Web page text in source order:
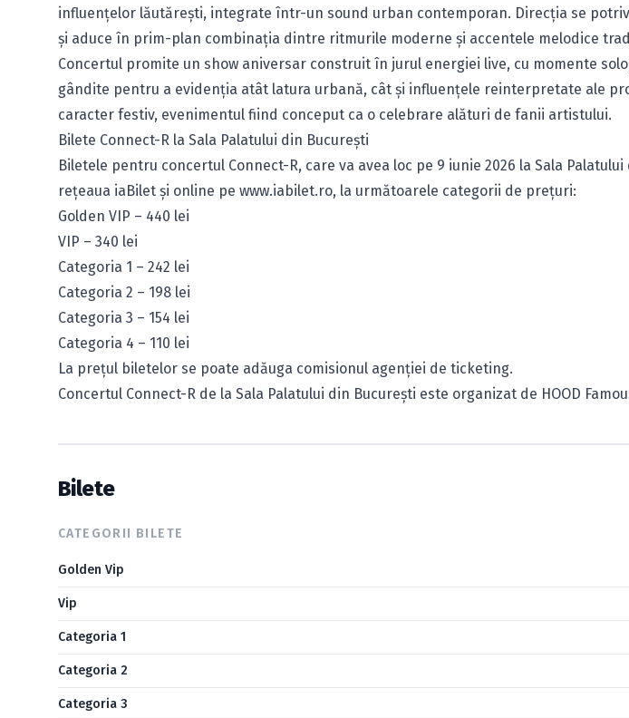
influențelor lăutărești, integrate într-un sound urban contemporan. Direcția se
și aduce în prim-plan combinația dintre ritmurile moderne și accentele melodice
Concertul promite un show aniversar construit în jurul energiei live, cu momente
gândite pentru a evidenția atât latura urbană, cât și influențele reinterpretate ale
caracter festiv, evenimentul fiind conceput ca o celebrare alături de fanii artistului.
Bilete Connect-R la Sala Palatului din București
Biletele pentru concertul Connect-R, care va avea loc pe 9 iunie 2026 la Sala
rețeaua iaBilet și online pe www.iabilet.ro, la următoarele categorii de prețuri:
Golden VIP – 440 lei
VIP – 340 lei
Categoria 1 – 242 lei
Categoria 2 – 198 lei
Categoria 3 – 154 lei
Categoria 4 – 110 lei
La prețul biletelor se poate adăuga comisionul agenției de ticketing.
Concertul Connect-R de la Sala Palatului din București este organizat de HOOD
Bilete
CATEGORII BILETE
Golden Vip
Vip
Categoria 1
Categoria 2
Categoria 3